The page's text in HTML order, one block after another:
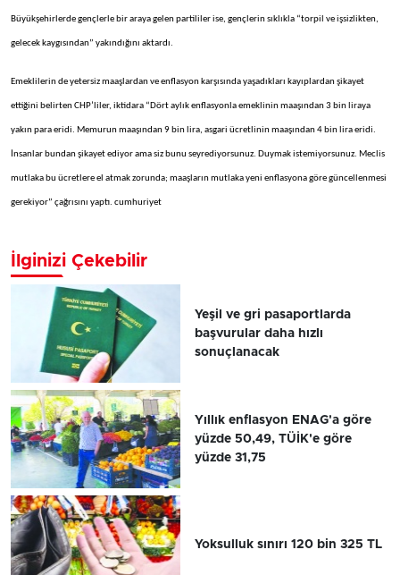
Büyükşehirlerde gençlerle bir araya gelen partililer ise, gençlerin sıklıkla “torpil ve işsizlikten,
gelecek kaygısından” yakındığını aktardı.
Emeklilerin de yetersiz maaşlardan ve enflasyon karşısında yaşadıkları kayıplardan şikayet
ettiğini belirten CHP’liler, iktidara “Dört aylık enflasyonla emeklinin maaşından 3 bin liraya
yakın para eridi. Memurun maaşından 9 bin lira, asgari ücretlinin maaşından 4 bin lira eridi.
İnsanlar bundan şikayet ediyor ama siz bunu seyrediyorsunuz. Duymak istemiyorsunuz. Meclis
mutlaka bu ücretlere el atmak zorunda; maaşların mutlaka yeni enflasyona göre güncellenmesi
gerekiyor” çağrısını yaptı. cumhuriyet
İlginizi Çekebilir
Yeşil ve gri pasaportlarda
başvurular daha hızlı
sonuçlanacak
Yıllık enflasyon ENAG'a göre
yüzde 50,49, TÜİK'e göre
yüzde 31,75
Yoksulluk sınırı 120 bin 325 TL